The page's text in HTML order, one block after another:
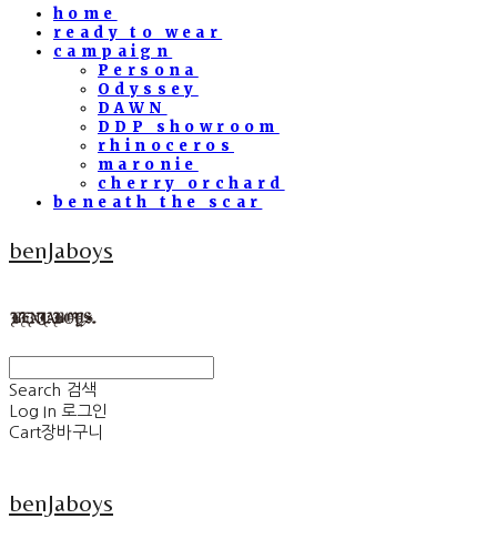
home
ready to wear
campaign
Persona
Odyssey
DAWN
DDP showroom
rhinoceros
maronie
cherry orchard
beneath the scar
benJaboys
Search 검색
Log In 로그인
Cart장바구니
benJaboys